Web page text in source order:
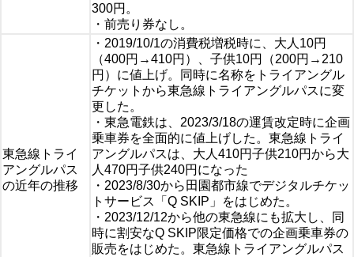
300円。
・前売り券なし。
東急線トライ
アングルパス
の近年の推移
・2019/10/1の消費税増税時に、大人10円
（400円→410円）、子供10円（200円→210
円）に値上げ。同時に名称をトライアングル
チケットから東急線トライアングルパスに変
更した。
・東急電鉄は、2023/3/18の運賃改定時に企画
乗車券を全面的に値上げした。東急線トライ
アングルパスは、大人410円子供210円から大
人470円子供240円になった
・2023/8/30から田園都市線でデジタルチケッ
トサービス「Q SKIP」をはじめた。
・2023/12/12から他の東急線にも拡大し、同
時に割安なQ SKIP限定価格での企画乗車券の
販売をはじめた。東急線トライアングルパス